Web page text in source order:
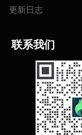
更新日志
联系我们